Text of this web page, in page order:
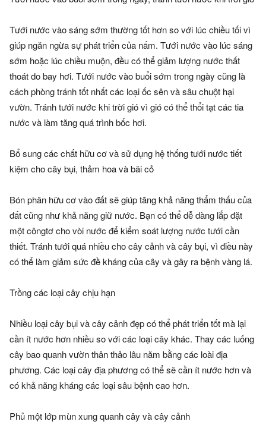
Tưới nước vào sáng sớm thường tốt hơn so với lúc chiều tối vì
giúp ngăn ngừa sự phát triển của nấm. Tưới nước vào lúc sáng
sớm hoặc lúc chiều muộn, đều có thể giảm lượng nước thất
thoát do bay hơi. Tưới nước vào buổi sớm trong ngày cũng là
cách phòng tránh tốt nhất các loại ốc sên và sâu chuột hại
vườn. Tránh tưới nước khi trời gió vì gió có thể thổi tạt các tia
nước và làm tăng quá trình bốc hơi.
Bổ sung các chất hữu cơ và sử dụng hệ thống tưới nước tiết
kiệm cho cây bụi, thảm hoa và bãi cỏ
Bón phân hữu cơ vào đất sẽ giúp tăng khả năng thẩm thấu của
đất cũng như khả năng giữ nước. Bạn có thể dễ dàng lắp đặt
một côngtơ cho vòi nước để kiểm soát lượng nước tưới cần
thiết. Tránh tưới quá nhiều cho cây cảnh và cây bụi, vì điều này
có thể làm giảm sức đề kháng của cây và gây ra bệnh vàng lá.
Trồng các loại cây chịu hạn
Nhiều loại cây bụi và cây cảnh đẹp có thể phát triển tốt mà lại
cần ít nước hơn nhiều so với các loại cây khác. Thay các luống
cây bao quanh vườn thân thảo lâu năm bằng các loài địa
phương. Các loại cây địa phương có thể sẽ cần ít nước hơn và
có khả năng kháng các loại sâu bệnh cao hơn.
Phủ một lớp mùn xung quanh cây và cây cảnh